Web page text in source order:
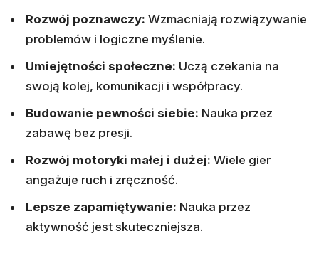
Rozwój poznawczy: Wzmacniają rozwiązywanie
problemów i logiczne myślenie.
Umiejętności społeczne: Uczą czekania na
swoją kolej, komunikacji i współpracy.
Budowanie pewności siebie: Nauka przez
zabawę bez presji.
Rozwój motoryki małej i dużej: Wiele gier
angażuje ruch i zręczność.
Lepsze zapamiętywanie: Nauka przez
aktywność jest skuteczniejsza.